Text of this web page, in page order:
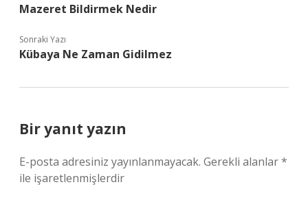
Mazeret Bildirmek Nedir
Sonraki Yazı
Kübaya Ne Zaman Gidilmez
Bir yanıt yazın
E-posta adresiniz yayınlanmayacak. Gerekli alanlar*
ile işaretlenmişlerdir